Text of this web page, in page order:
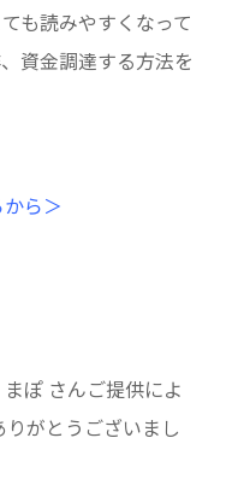
も読みやすくなって
資金調達する方法を
ら＞
ぽ さんご提供によ
りがとうございまし